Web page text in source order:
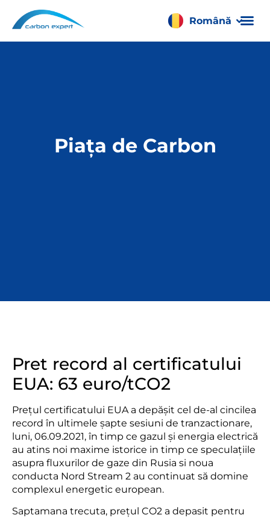
Română
Français
Piața de Carbon
Pret record al certificatului
EUA: 63 euro/tCO2
Prețul certificatului EUA a depășit cel de-al cincilea
record în ultimele șapte sesiuni de tranzactionare,
luni, 06.09.2021, în timp ce gazul și energia electrică
au atins noi maxime istorice in timp ce speculațiile
asupra fluxurilor de gaze din Rusia si noua
conducta Nord Stream 2 au continuat să domine
complexul energetic european.
Saptamana trecuta, prețul CO2 a depasit pentru